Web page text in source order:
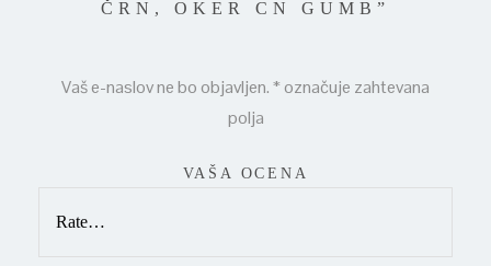
ČRN, OKER CN GUMB”
Vaš e-naslov ne bo objavljen.* označuje zahtevana
polja
VAŠA OCENA